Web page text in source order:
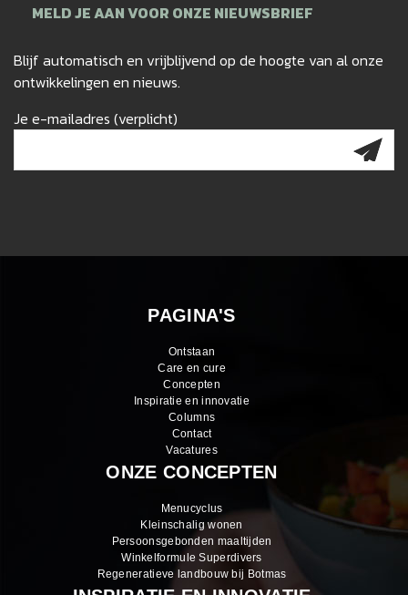
MELD JE AAN VOOR ONZE NIEUWSBRIEF
Blijf automatisch en vrijblijvend op de hoogte van al onze
ontwikkelingen en nieuws.
Je e-mailadres (verplicht)
PAGINA'S
Ontstaan
Care en cure
Concepten
Inspiratie en innovatie
Columns
Contact
Vacatures
ONZE CONCEPTEN
Menucyclus
Kleinschalig wonen
Persoonsgebonden maaltijden
Winkelformule Superdivers
Regeneratieve landbouw bij Botmas